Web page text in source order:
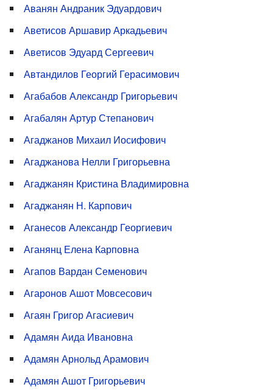
Аванян Андраник Эдуардович
Аветисов Аршавир Аркадьевич
Аветисов Эдуард Сергеевич
Автандилов Георгий Герасимович
Агабабов Александр Григорьевич
Агабалян Артур Степанович
Агаджанов Михаил Иосифович
Агаджанова Нелли Григорьевна
Агаджанян Кристина Владимировна
Агаджанян Н. Карпович
Аганесов Александр Георгиевич
Аганянц Елена Карповна
Агапов Вардан Семенович
Агаронов Ашот Мовсесович
Агаян Григор Агасиевич
Адамян Аида Ивановна
Адамян Арнольд Арамович
Адамян Ашот Григорьевич